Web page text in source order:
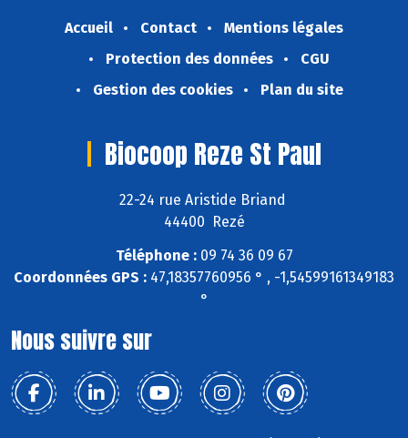
Accueil Contact
Mentions légales
Protection des données
CGU
Gestion des cookies
Plan du site
Biocoop Reze St Paul
22-24 rue Aristide Briand
44400 Rezé
Téléphone :09 74 36 09 67
Coordonnées GPS : 47,18357760956 ° , -1,54599161349183
°
Nous suivre sur